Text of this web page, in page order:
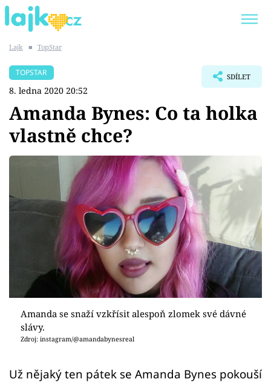
SHOPAHOLICADEL
Témata
Showbyznys
Youtubeři
Sex a vztahy
Videa
Sledujte prima+
Přihlášení
Lajk ■ TopStar
TOPSTAR
8. ledna 2020 20:52
SDÍLET
Amanda Bynes: Co ta holka
vlastně chce?
Amanda se snaží vzkřísit alespoň zlomek své dávné
slávy.
Zdroj: instagram/@amandabynesreal
Už nějaký ten pátek se Amanda Bynes pokouší